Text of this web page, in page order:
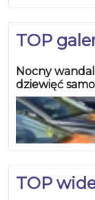
TOP
Nocny
dziewięć
TOP